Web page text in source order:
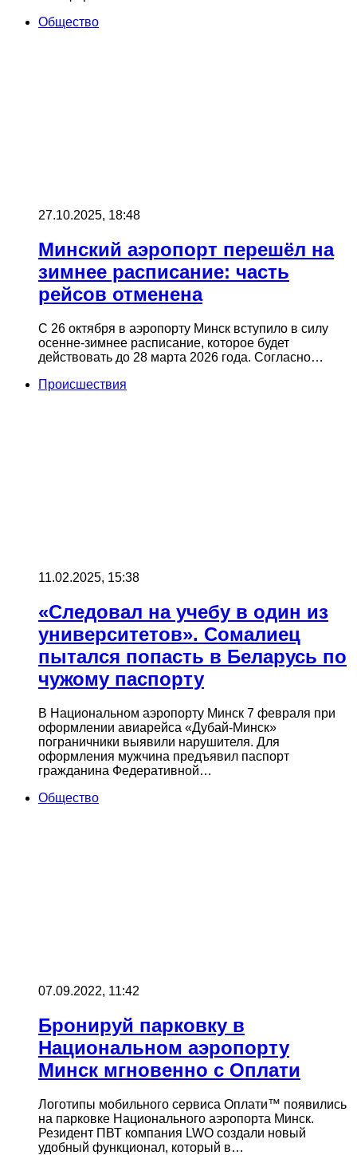
Общество
27.10.2025, 18:48
Минский аэропорт перешёл на
зимнее расписание: часть
рейсов отменена
С 26 октября в аэропорту Минск вступило в силу
осенне-зимнее расписание, которое будет
действовать до 28 марта 2026 года. Согласно…
Происшествия
11.02.2025, 15:38
«Следовал на учебу в один из
университетов». Сомалиец
пытался попасть в Беларусь по
чужому паспорту
В Национальном аэропорту Минск 7 февраля при
оформлении авиарейса «Дубай-Минск»
пограничники выявили нарушителя. Для
оформления мужчина предъявил паспорт
гражданина Федеративной…
Общество
07.09.2022, 11:42
Бронируй парковку в
Национальном аэропорту
Минск мгновенно с Оплати
Логотипы мобильного сервиса Оплати™ появились
на парковке Национального аэропорта Минск.
Резидент ПВТ компания LWO создали новый
удобный функционал, который в…